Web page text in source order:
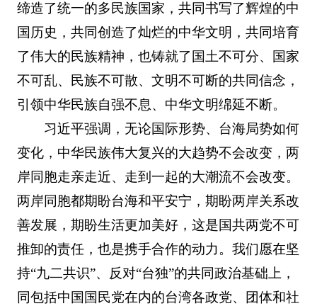
缔造了统一的多民族国家，共同书写了辉煌的中
国历史，共同创造了灿烂的中华文明，共同培育
了伟大的民族精神，也铸就了国土不可分、国家
不可乱、民族不可散、文明不可断的共同信念，
引领中华民族自强不息、中华文明绵延不断。
习近平强调，无论国际形势、台海局势如何
变化，中华民族伟大复兴的大趋势不会改变，两
岸同胞走亲走近、走到一起的大潮流不会改变。
两岸同胞都期盼台海和平安宁，期盼两岸关系改
善发展，期盼生活更加美好，这是国共两党不可
推卸的责任，也是携手合作的动力。我们愿在坚
持“九二共识”、反对“台独”的共同政治基础上，
同包括中国国民党在内的台湾各政党、团体和社